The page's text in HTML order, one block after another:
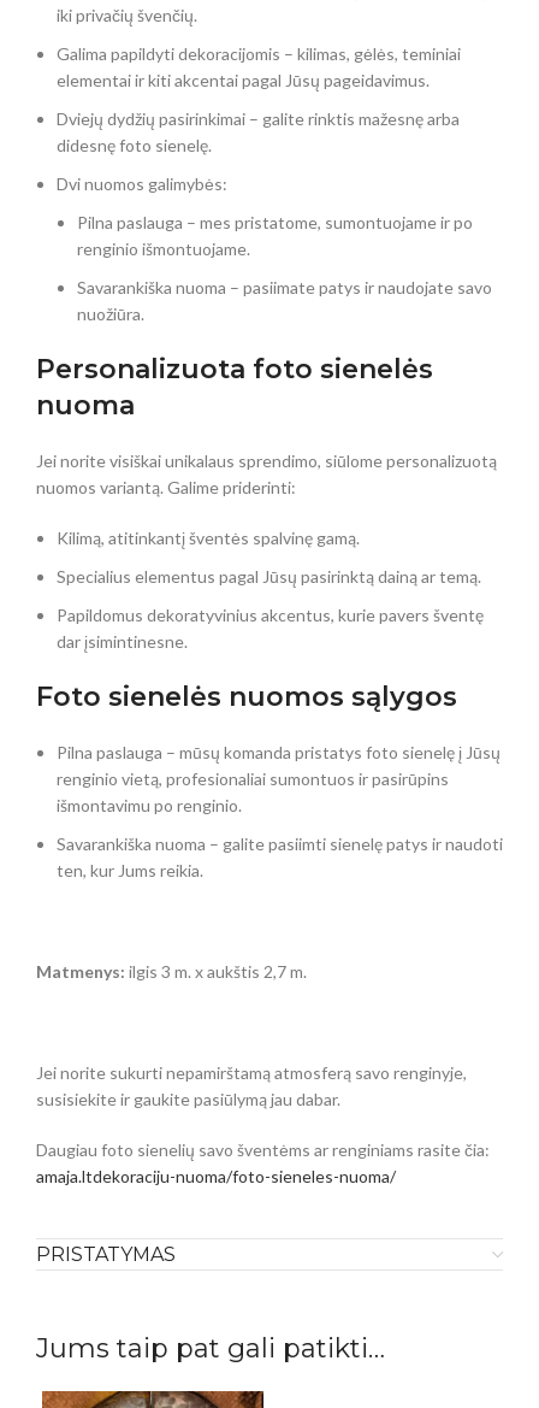
iki privačių švenčių.
Galima papildyti dekoracijomis – kilimas, gėlės, teminiai
elementai ir kiti akcentai pagal Jūsų pageidavimus.
Dviejų dydžių pasirinkimai – galite rinktis mažesnę arba
didesnę foto sienelę.
Dvi nuomos galimybės:
Pilna paslauga – mes pristatome, sumontuojame ir po
renginio išmontuojame.
Savarankiška nuoma – pasiimate patys ir naudojate savo
nuožiūra.
Personalizuota foto sienelės
nuoma
Jei norite visiškai unikalaus sprendimo, siūlome personalizuotą
nuomos variantą. Galime priderinti:
Kilimą, atitinkantį šventės spalvinę gamą.
Specialius elementus pagal Jūsų pasirinktą dainą ar temą.
Papildomus dekoratyvinius akcentus, kurie pavers šventę
dar įsimintinesne.
Foto sienelės nuomos sąlygos
Pilna paslauga – mūsų komanda pristatys foto sienelę į Jūsų
renginio vietą, profesionaliai sumontuos ir pasirūpins
išmontavimu po renginio.
Savarankiška nuoma – galite pasiimti sienelę patys ir naudoti
ten, kur Jums reikia.
Matmenys: ilgis 3 m. x aukštis 2,7 m.
Jei norite sukurti nepamirštamą atmosferą savo renginyje,
susisiekite ir gaukite pasiūlymą jau dabar.
Daugiau foto sienelių savo šventėms ar renginiams rasite čia:
amaja.ltdekoraciju-nuoma/foto-sieneles-nuoma/
PRISTATYMAS
Jums taip pat gali patikti…